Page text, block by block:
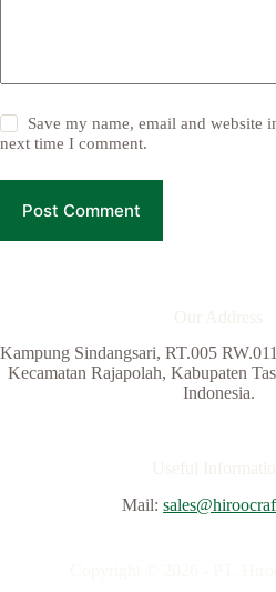
Save my name, email and website
next time I comment.
Post Comment
Our Address
Kampung Sindangsari, RT.005
Kecamatan Rajapolah, Kabupaten
Indonesia.
Useful Information
Mail: